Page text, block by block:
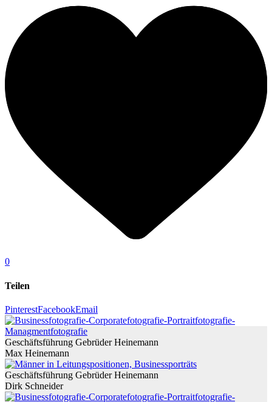
0
Teilen
PinterestFacebookEmail
Geschäftsführung Gebrüder Heinemann
Max Heinemann
Geschäftsführung Gebrüder Heinemann
Dirk Schneider